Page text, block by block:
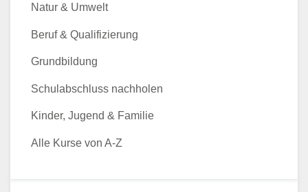
Natur & Umwelt
Beruf & Qualifizierung
Grundbildung
Schulabschluss nachholen
Kinder, Jugend & Familie
Alle Kurse von A-Z